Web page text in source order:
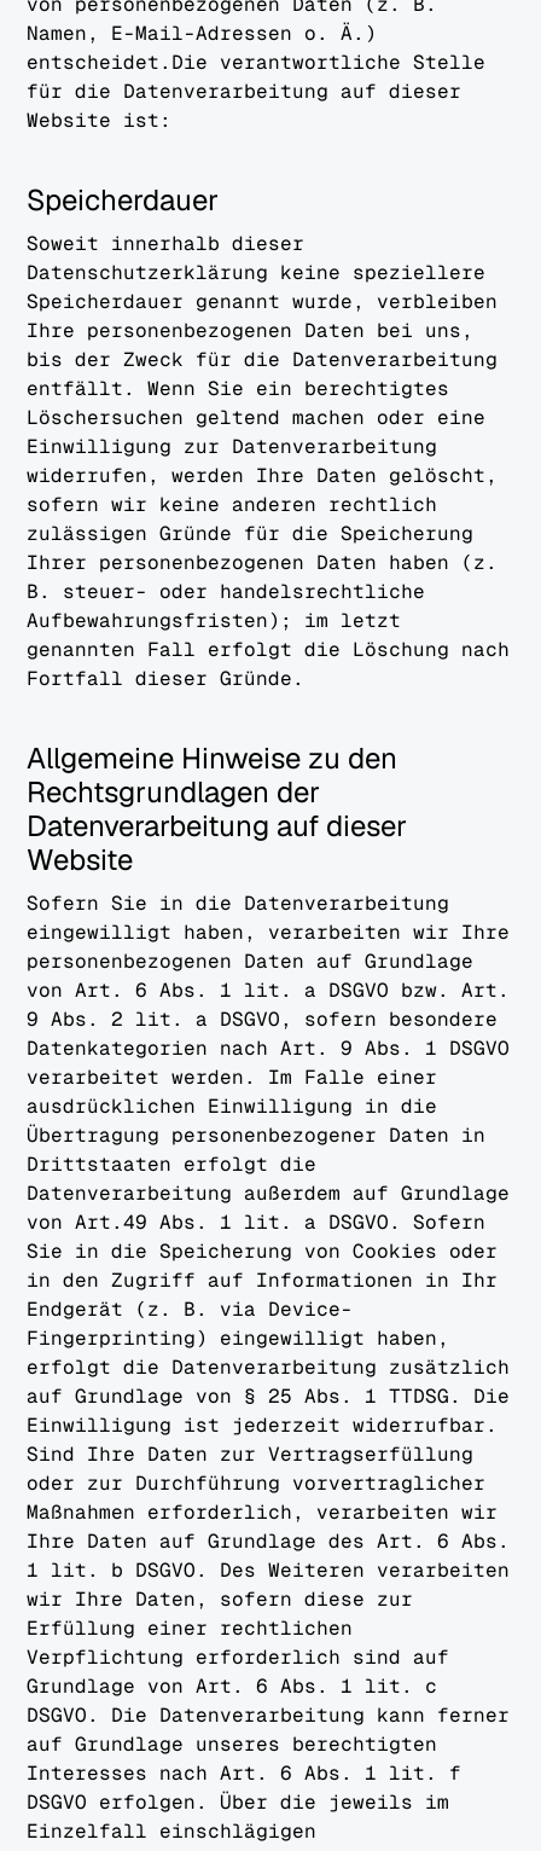
Namen, E-Mail-Adressen o. Ä.)
entscheidet.Die verantwortliche Stelle
für die Datenverarbeitung auf dieser
Website ist:
Speicherdauer
Soweit innerhalb dieser
Datenschutzerklärung keine speziellere
Speicherdauer genannt wurde, verbleiben
Ihre personenbezogenen Daten bei uns,
bis der Zweck für die Datenverarbeitung
entfällt. Wenn Sie ein berechtigtes
Löschersuchen geltend machen oder eine
Einwilligung zur Datenverarbeitung
widerrufen, werden Ihre Daten gelöscht,
sofern wir keine anderen rechtlich
zulässigen Gründe für die Speicherung
Ihrer personenbezogenen Daten haben (z.
B. steuer- oder handelsrechtliche
Aufbewahrungsfristen); im letzt
genannten Fall erfolgt die Löschung nach
Fortfall dieser Gründe.
Allgemeine Hinweise zu den
Rechtsgrundlagen der
Datenverarbeitung auf dieser
Website
Sofern Sie in die Datenverarbeitung
eingewilligt haben, verarbeiten wir Ihre
personenbezogenen Daten auf Grundlage
von Art. 6 Abs. 1 lit. a DSGVO bzw. Art.
9 Abs. 2 lit. a DSGVO, sofern besondere
Datenkategorien nach Art. 9 Abs. 1 DSGVO
verarbeitet werden. Im Falle einer
ausdrücklichen Einwilligung in die
Übertragung personenbezogener Daten in
Drittstaaten erfolgt die
Datenverarbeitung außerdem auf Grundlage
von Art.49 Abs. 1 lit. a DSGVO. Sofern
Sie in die Speicherung von Cookies oder
in den Zugriff auf Informationen in Ihr
Endgerät (z. B. via Device-
Fingerprinting) eingewilligt haben,
erfolgt die Datenverarbeitung zusätzlich
auf Grundlage von § 25 Abs. 1 TTDSG. Die
Einwilligung ist jederzeit widerrufbar.
Sind Ihre Daten zur Vertragserfüllung
oder zur Durchführung vorvertraglicher
Maßnahmen erforderlich, verarbeiten wir
Ihre Daten auf Grundlage des Art. 6 Abs.
1 lit. b DSGVO. Des Weiteren verarbeiten
wir Ihre Daten, sofern diese zur
Erfüllung einer rechtlichen
Verpflichtung erforderlich sind auf
Grundlage von Art. 6 Abs. 1 lit. c
DSGVO. Die Datenverarbeitung kann ferner
auf Grundlage unseres berechtigten
Interesses nach Art. 6 Abs. 1 lit. f
DSGVO erfolgen. Über die jeweils im
Einzelfall einschlägigen